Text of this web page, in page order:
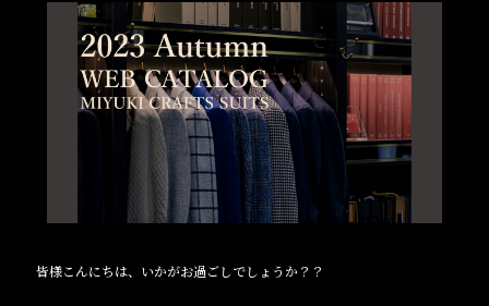
皆様こんにちは、いかがお過ごしでしょうか？？